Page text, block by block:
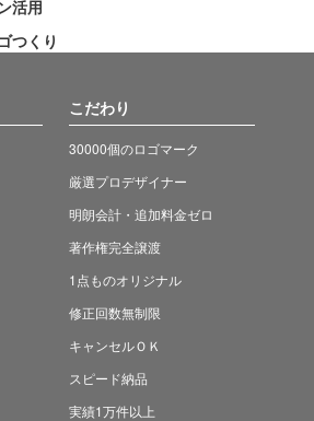
こだわり
30000個のロゴマーク
厳選プロデザイナー
明朗会計・追加料金ゼロ
著作権完全譲渡
1点ものオリジナル
修正回数無制限
キャンセルＯＫ
スピード納品
実績1万件以上